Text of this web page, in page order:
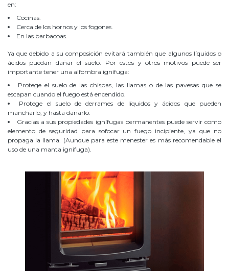
en:
Cocinas.
Cerca de los hornos y los fogones.
En las barbacoas.
Ya que debido a su composición evitará también que algunos líquidos o
ácidos puedan dañar el suelo. Por estos y otros motivos puede ser
importante tener una alfombra ignífuga:
Protege el suelo de las chispas, las llamas o de las pavesas que se
escapan cuando el fuego está encendido.
Protege el suelo de derrames de líquidos y ácidos que pueden
mancharlo, y hasta dañarlo.
Gracias a sus propiedades ignífugas permanentes puede servir como
elemento de seguridad para sofocar un fuego incipiente, ya que no
propaga la llama. (Aunque para este menester es más recomendable el
uso de una manta ignífuga).